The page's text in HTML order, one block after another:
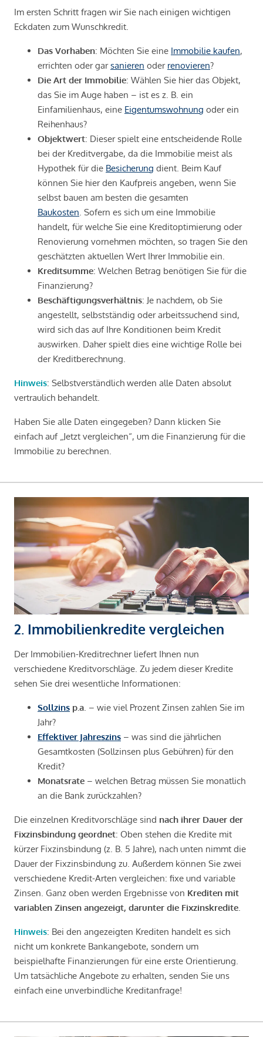
Im ersten Schritt fragen wir Sie nach einigen wichtigen
Eckdaten zum Wunschkredit.
Das Vorhaben: Möchten Sie eine Immobilie kaufen,
errichten oder garsanieren oder renovieren?
Die Art der Immobilie: Wählen Sie hier das Objekt,
das Sie im Auge haben – ist es z. B. ein
Einfamilienhaus, eine Eigentumswohnung oder ein
Reihenhaus?
Objektwert: Dieser spielt eine entscheidende Rolle
bei der Kreditvergabe, da die Immobilie meist als
Hypothek für die Besicherung dient. Beim Kauf
können Sie hier den Kaufpreis angeben, wenn Sie
selbst bauen am besten die gesamten
Baukosten . Sofern es sich um eine Immobilie
handelt, für welche Sie eine Kreditoptimierung oder
Renovierung vornehmen möchten, so tragen Sie den
geschätzten aktuellen Wert Ihrer Immobilie ein.
Kreditsumme: Welchen Betrag benötigen Sie für die
Finanzierung?
Beschäftigungsverhältnis: Je nachdem, ob Sie
angestellt, selbstständig oder arbeitssuchend sind,
wird sich das auf Ihre Konditionen beim Kredit
auswirken. Daher spielt dies eine wichtige Rolle bei
der Kreditberechnung.
Hinweis: Selbstverständlich werden alle Daten absolut
vertraulich behandelt.
Haben Sie alle Daten eingegeben? Dann klicken Sie
einfach auf „Jetzt vergleichen“, um die Finanzierung für die
Immobilie zu berechnen.
2. Immobilienkredite vergleichen
Der Immobilien-Kreditrechner liefert Ihnen nun
verschiedene Kreditvorschläge. Zu jedem dieser Kredite
sehen Sie drei wesentliche Informationen:
Sollzins p.a . – wie viel Prozent Zinsen zahlen Sie im
Jahr?
Effektiver Jahreszins – was sind die jährlichen
Gesamtkosten (Sollzinsen plus Gebühren) für den
Kredit?
Monatsrate – welchen Betrag müssen Sie monatlich
an die Bank zurückzahlen?
Die einzelnen Kreditvorschläge sind nach ihrer Dauer der
Fixzinsbindung geordnet: Oben stehen die Kredite mit
kürzer Fixzinsbindung (z. B. 5 Jahre), nach unten nimmt die
Dauer der Fixzinsbindung zu. Außerdem können Sie zwei
verschiedene Kredit-Arten vergleichen: fixe und variable
Zinsen. Ganz oben werden Ergebnisse von Krediten mit
variablen Zinsen angezeigt, darunter die Fixzinskredite
Hinweis: Bei den angezeigten Krediten handelt es sich
nicht um konkrete Bankangebote, sondern um
beispielhafte Finanzierungen für eine erste Orientierung.
Um tatsächliche Angebote zu erhalten, senden Sie uns
einfach eine unverbindliche Kreditanfrage!